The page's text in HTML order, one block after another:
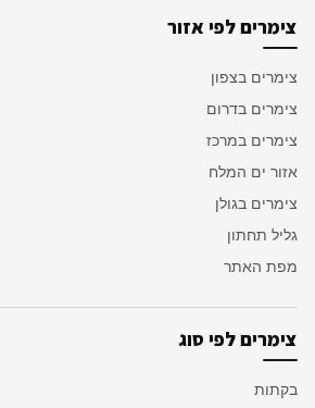
צימרים לפי אזור
צימרים בצפון
צימרים בדרום
צימרים במרכז
אזור ים המלח
צימרים בגולן
גליל תחתון
מפת האתר
צימרים לפי סוג
בקתות